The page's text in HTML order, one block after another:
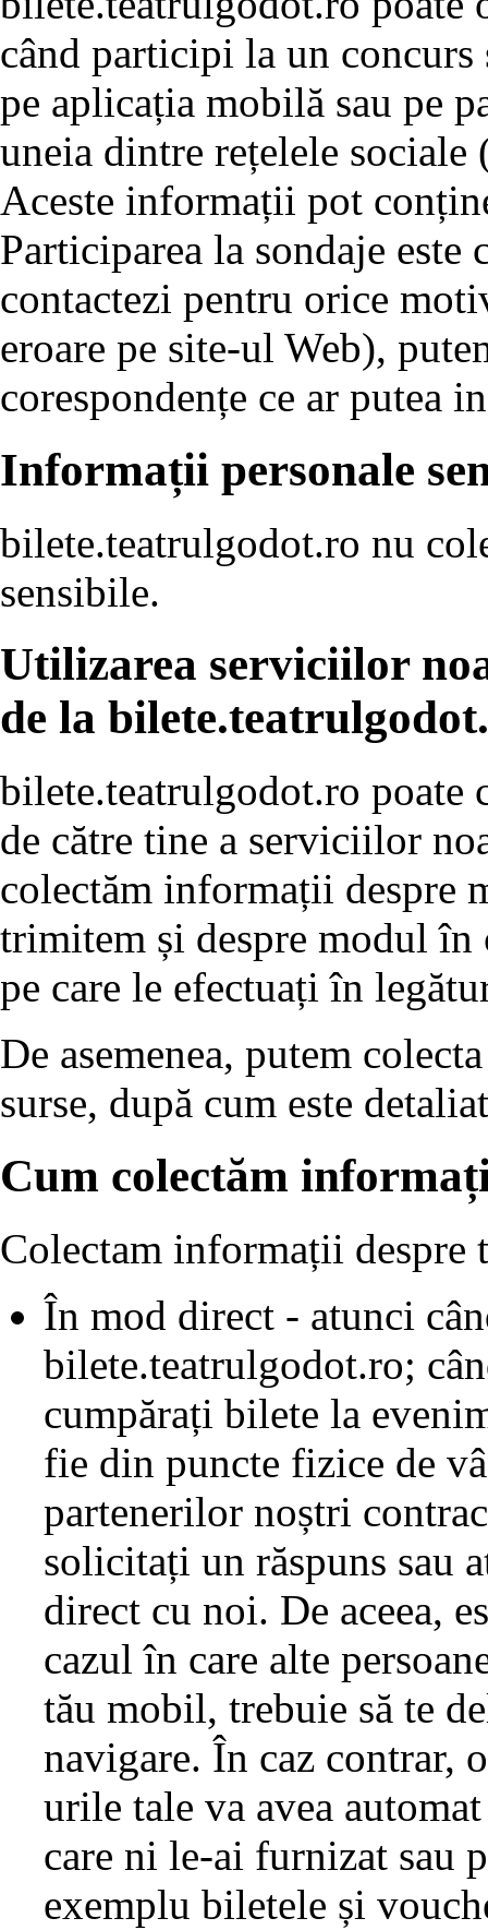
când participi la un
pe aplicația mobilă sau pe
uneia dintre rețelele sociale
Aceste informații pot
Participarea la sondaje
contactezi pentru orice
eroare pe site-ul Web),
corespondențe ce ar putea
Informații personale
bilete.teatrulgodot.ro nu
sensibile.
Utilizarea serviciilor
de la
bilete.teatrulgodot.ro poate
de către tine a serviciilor
colectăm informații despre
trimitem și despre modul în
pe care le efectuați în
De asemenea, putem
surse, după cum este
Cum colectăm
Colectam informații
În mod direct - atunci
bilete.teatrulgodot.ro;
cumpărați bilete la
fie din puncte fizice de
partenerilor noștri
solicitați un răspuns sau
direct cu noi. De aceea,
cazul în care alte
tău mobil, trebuie să te
navigare. În caz contrar,
urile tale va avea
care ni le-ai furnizat sau
exemplu biletele și